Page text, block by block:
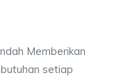
Memberikan
setiap